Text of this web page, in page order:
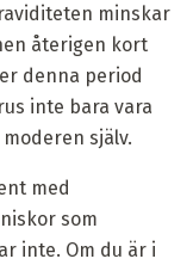
minskar
återigen kort
denna period
inte bara vara
själv.
med
som
inte. Om du är i